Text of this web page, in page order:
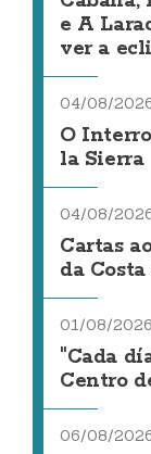
e A
ver a
04/08/
O
la Sierra
04/08/
Cartas
da
01/08/2026
"Cada
Centro
06/08/